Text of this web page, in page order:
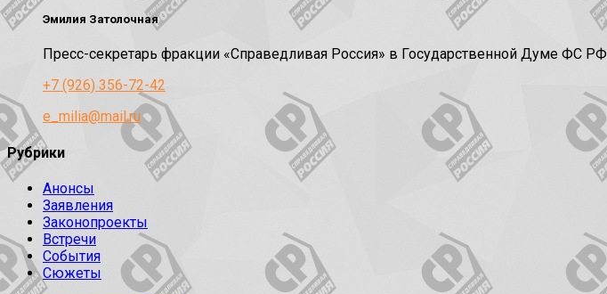
Эмилия Затолочная
Пресс-секретарь фракции «Справедливая Россия» в Государственной Думе ФС РФ
+7 (926) 356-72-42
e_milia@mail.ru
Рубрики
Анонсы
Заявления
Законопроекты
Встречи
События
Сюжеты